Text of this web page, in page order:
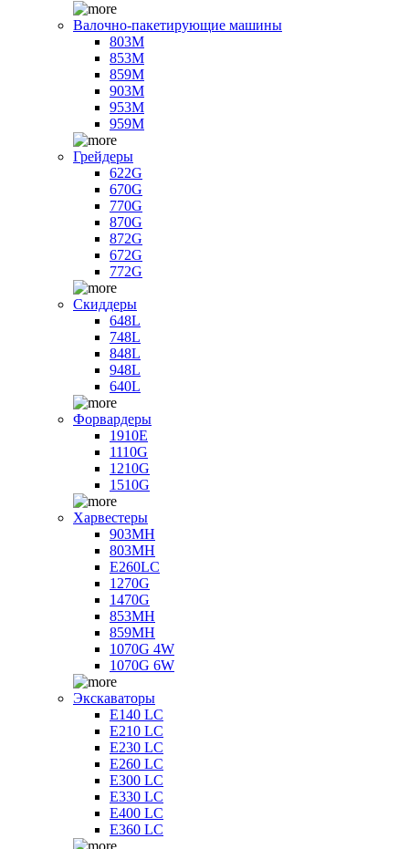
Валочно-пакетирующие машины
803M
853M
859M
903M
953M
959M
Грейдеры
622G
670G
770G
870G
872G
672G
772G
Скиддеры
648L
748L
848L
948L
640L
Форвардеры
1910E
1110G
1210G
1510G
Харвестеры
903MH
803MH
E260LC
1270G
1470G
853MH
859MH
1070G 4W
1070G 6W
Экскаваторы
E140 LC
E210 LC
E230 LC
E260 LC
E300 LC
E330 LC
E400 LC
E360 LC